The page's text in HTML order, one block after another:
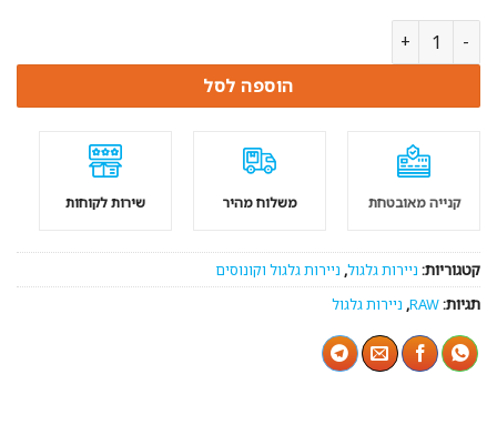
כמות של נייר גלגול רואו בלאק קינג סייז | RAW Black Connoisseur Rolling Papers
הוספה לסל
קנייה מאובטחת משלוח מהיר שירות לקוחות
קטגוריות: ניירות גלגול, ניירות גלגול וקונוסים
תגיות:RAW
, ניירות גלגול